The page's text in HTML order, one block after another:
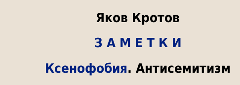
Яков Кротов
З А М Е Т К И
Ксенофобия. Антисемитизм